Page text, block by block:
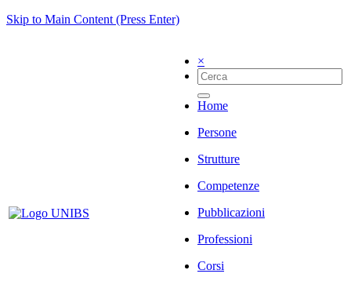
Skip to Main Content (Press Enter)
×
Home
Persone
Strutture
Competenze
Pubblicazioni
Professioni
Corsi